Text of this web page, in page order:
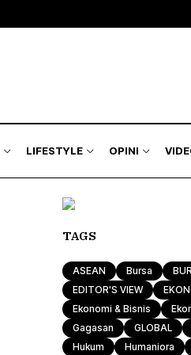
LIFESTYLE OPINI
TAGS
ASEAN Bursa
EDITOR'S VIEW
Ekonomi & Bisnis
Gagasan
GLOBAL
Hukum
Humaniora